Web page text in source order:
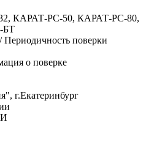
КАРАТ-РС-50, КАРАТ-РС-80,
БТ
поверки
о поверке
г.Екатеринбург